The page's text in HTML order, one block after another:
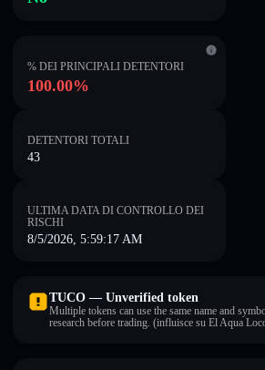
% DEI PRINCIPALI DETENTORI
100.00%
DETENTORI TOTALI
43
ULTIMA DATA DI CONTROLLO DEI
RISCHI
8/5/2026, 5:59:17 AM
TUCO — Unverified token
Multiple tokens can use the same name and
research before trading. (influisce su El Aqua